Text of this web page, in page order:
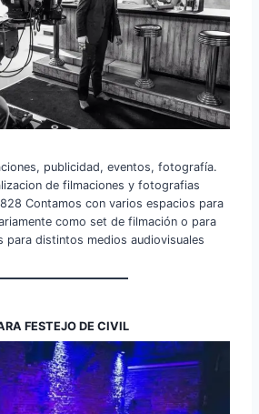
publicidad, eventos, fotografía.
de filmaciones y fotografias
Contamos con varios espacios para
como set de filmación o para
para distintos medios audiovisuales
FESTEJO DE CIVIL